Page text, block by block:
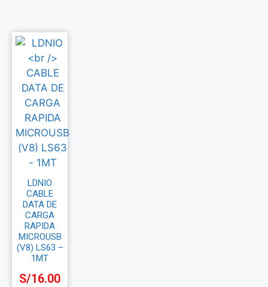
LDNIO
CABLE
DATA DE
CARGA
RAPIDA
MICROUSB
(V8) LS63 –
1MT
S/16.00